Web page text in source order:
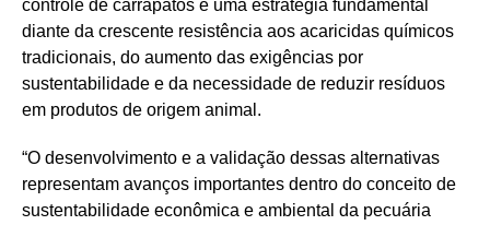
controle de carrapatos é uma estratégia fundamental
diante da crescente resistência aos acaricidas químicos
tradicionais, do aumento das exigências por
sustentabilidade e da necessidade de reduzir resíduos
em produtos de origem animal.
“O desenvolvimento e a validação dessas alternativas
representam avanços importantes dentro do conceito de
sustentabilidade econômica e ambiental da pecuária